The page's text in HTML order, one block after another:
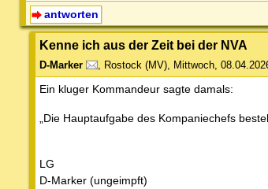
antworten
Kenne ich aus der Zeit bei der NVA
D-Marker , Rostock (MV), Mittwoch,
Ein kluger Kommandeur sagte damals:
„Die Hauptaufgabe des Kompaniechefs
LG
D-Marker (ungeimpft)